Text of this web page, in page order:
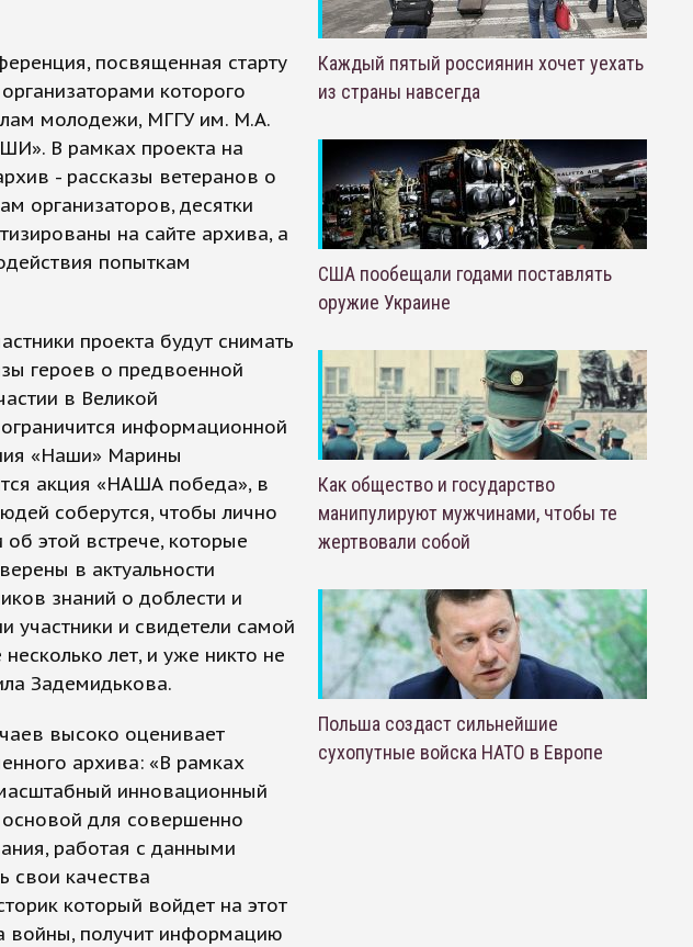
посвященная старту
которого
молодежи, МГГУ им. М.А.
В рамках проекта на
- рассказы ветеранов о
организаторов, десятки
на сайте архива, а
попыткам
проекта будут снимать
героев о предвоенной
в Великой
информационной
«Наши» Марины
акция «НАША победа», в
соберутся, чтобы лично
об этой встрече, которые
в актуальности
знаний о доблести и
участники и свидетели самой
лет, и уже никто не
Задемидькова.
высоко оценивает
архива: «В рамках
инновационный
основой для совершенно
работая с данными
свои качества
который войдет на этот
войны, получит информацию
Каждый пятый россиянин хочет уехать
из страны навсегда
США пообещали годами поставлять
оружие Украине
Как общество и государство
манипулируют мужчинами, чтобы те
жертвовали собой
Польша создаст сильнейшие
сухопутные войска НАТО в Европе